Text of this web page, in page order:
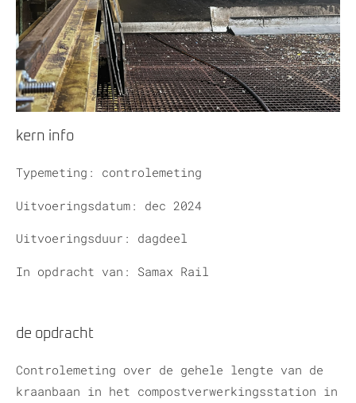
kern info
Typemeting: controlemeting
Uitvoeringsdatum: dec 2024
Uitvoeringsduur: dagdeel
In opdracht van: Samax Rail
de opdracht
Controlemeting over de gehele lengte van de
kraanbaan in het compostverwerkingsstation in